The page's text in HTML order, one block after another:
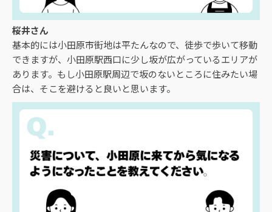
桜井さん
基本的には小田原市街地は平たんなので、徒歩で歩いて移動
できますが、小田原駅西口に少し坂が広がっているエリアが
あります。もし小田原駅周辺で坂のないところに住みたい場
合は、そこを避けると良いと思います。